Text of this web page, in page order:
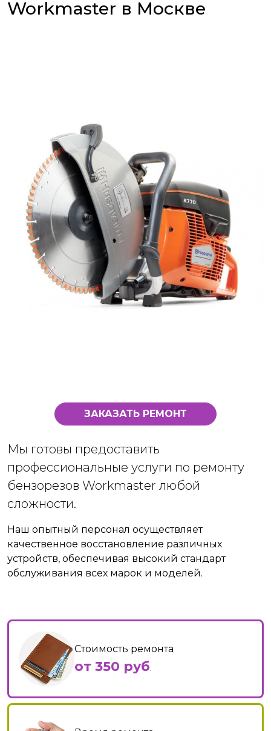
Workmaster в Москве
ЗАКАЗАТЬ РЕМОНТ
Мы готовы предоставить
профессиональные услуги по ремонту
бензорезов Workmaster любой
сложности.
Наш опытный персонал осуществляет
качественное восстановление различных
устройств, обеспечивая высокий стандарт
обслуживания всех марок и моделей.
Стоимость ремонта
от 350 руб.